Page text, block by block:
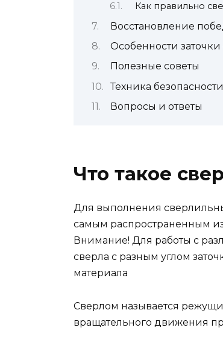
Как правильно
Восстановление
Особенности заточки
Полезные советы
Техника безопасности
Вопросы и ответы
Что такое
Для выполнения
самым распространенным
Внимание! Для работы с
сверла с разным углом
материала
Сверлом называется
вращательного движения